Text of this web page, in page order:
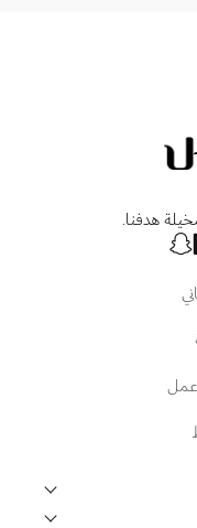
هدفنا.